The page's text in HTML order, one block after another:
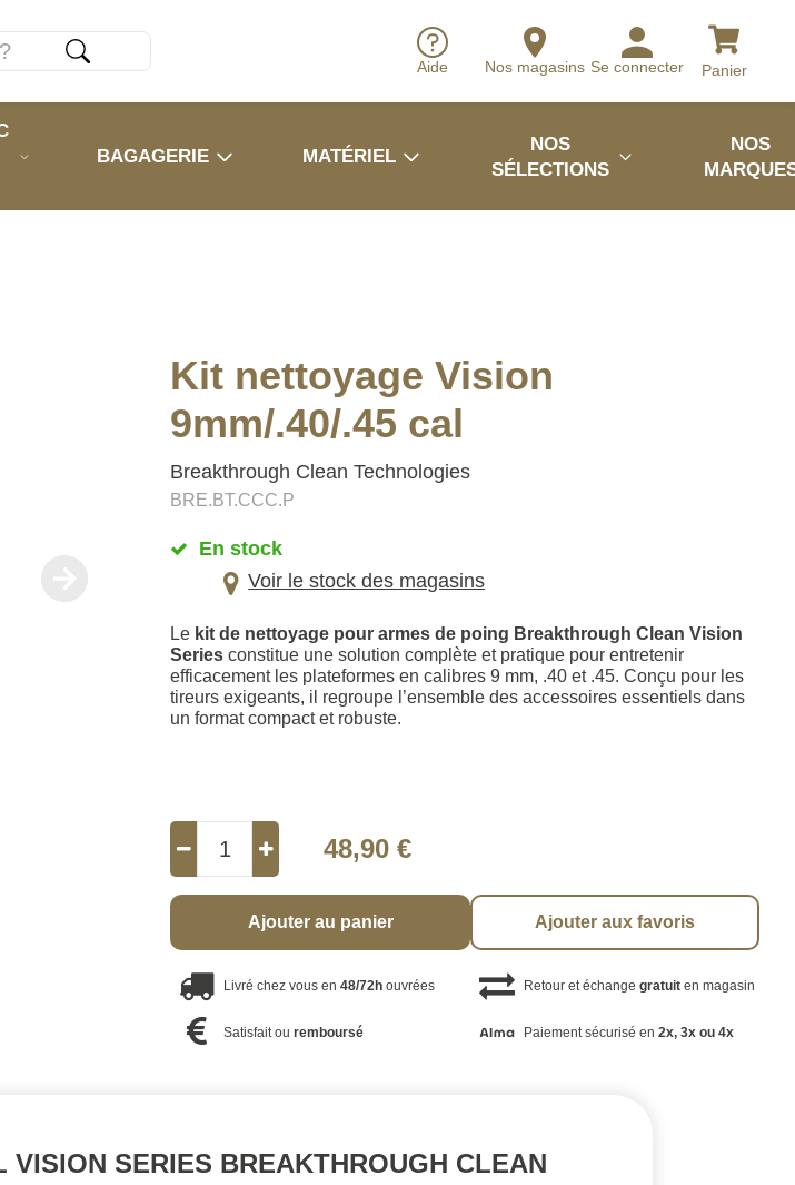
Aide Nos magasins Se connecter Panier
BAGAGERIE MATÉRIEL
NOS
SÉLECTIONS
NOS
Kit nettoyage Vision
9mm/.40/.45 cal
Breakthrough Clean Technologies
BRE.BT.CCC.P
En stock
Voir le stock des magasins
Le kit de nettoyage pour armes de poing Breakthrough Clean Vision
Series constitue une solution complète et pratique pour entretenir
efficacement les plateformes en calibres 9 mm, .40 et .45. Conçu pour les
tireurs exigeants, il regroupe l’ensemble des accessoires essentiels dans
un format compact et robuste.
48,90 €
Ajouter au panier Ajouter aux favoris
Livré chez vous en48/72h ouvrées Retour et échange gratuiten magasin
Satisfait ouremboursé Paiement sécurisé en 2x, 3x ou 4x
SERIES BREAKTHROUGH CLEAN